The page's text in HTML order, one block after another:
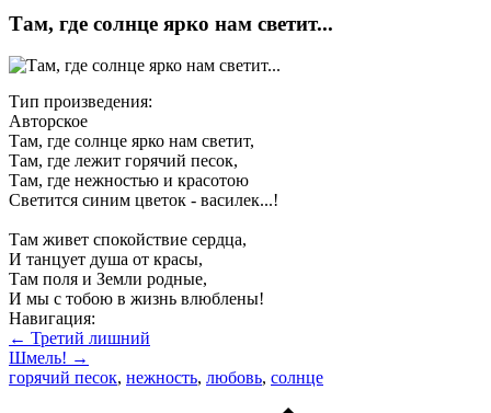
Там, где солнце ярко нам светит...
Тип произведения:
Авторское
Там, где солнце ярко нам светит,
Там, где лежит горячий песок,
Там, где нежностью и красотою
Светится синим цветок - василек...!
Там живет спокойствие сердца,
И танцует душа от красы,
Там поля и Земли родные,
И мы с тобою в жизнь влюблены!
Навигация:
← Третий лишний
Шмель! →
горячий песок, нежность, любовь, солнце